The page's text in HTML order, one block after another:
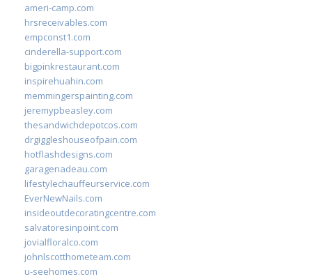
ameri-camp.com
hrsreceivables.com
empconst1.com
cinderella-support.com
bigpinkrestaurant.com
inspirehuahin.com
memmingerspainting.com
jeremypbeasley.com
thesandwichdepotcos.com
drgiggleshouseofpain.com
hotflashdesigns.com
garagenadeau.com
lifestylechauffeurservice.com
EverNewNails.com
insideoutdecoratingcentre.com
salvatoresinpoint.com
jovialfloralco.com
johnlscotthometeam.com
u-seehomes.com